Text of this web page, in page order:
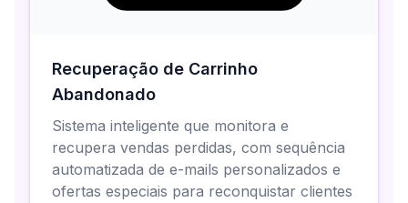
Recuperação de Carrinho
Abandonado
Sistema inteligente que monitora e
recupera vendas perdidas, com sequência
automatizada de e-mails personalizados e
ofertas especiais para reconquistar clientes